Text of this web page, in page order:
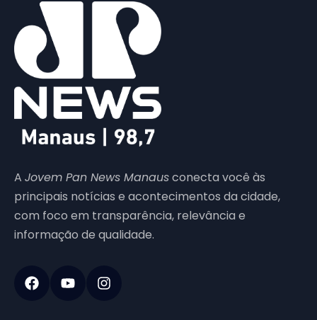
A Jovem Pan News Manausconecta você às
principais notícias e acontecimentos da cidade,
com foco em transparência, relevância e
informação de qualidade.